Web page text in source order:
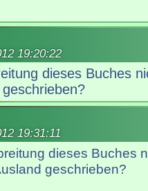
19:20:22
dieses Buches
19:31:11
dieses Buches
geschrieben?